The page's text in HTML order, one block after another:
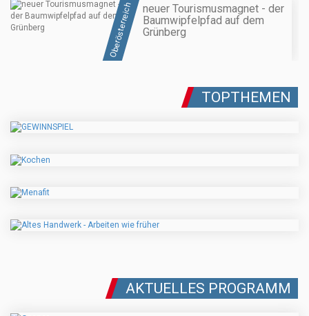
Oberösterreich
neuer Tourismusmagnet - der
Baumwipfelpfad auf dem
Grünberg
TOPTHEMEN
AKTUELLES PROGRAMM